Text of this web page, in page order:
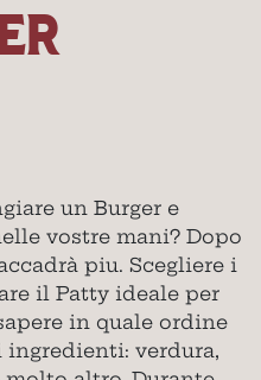
un Burger e
vostre mani? Dopo
piu. Scegliere i
il Patty ideale per
in quale ordine
verdura,